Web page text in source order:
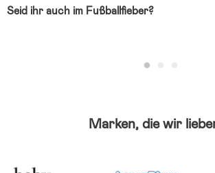
Seid ihr auch im Fußballfieber?
Marken, die wir